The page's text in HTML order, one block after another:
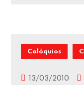
Colóquios
13/03/2010